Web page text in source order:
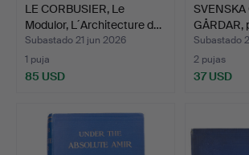
LE CORBUSIER, Le
Modulor, L´Architecture d…
Subastado 21 jun 2026
1 puja
85 USD
SVENSKA
GÅRDAR,
Älvs…
Subastado
2 pujas
37 USD